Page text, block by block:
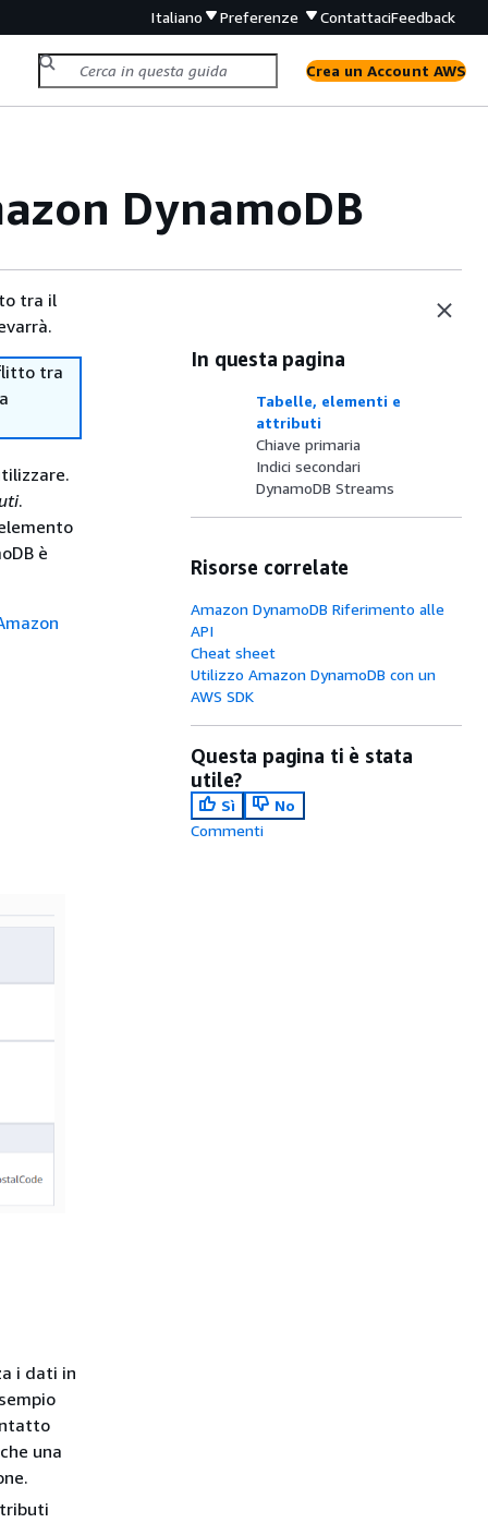
Italiano Preferenze ContattaciFeedback
Crea un Account AWS
DynamoDB
tra il
tra
.
è
i dati in
una
In questa pagina
Tabelle, elementi e
attributi
Chiave primaria
Indici secondari
DynamoDB Streams
Risorse correlate
Amazon DynamoDB Riferimento alle
API
Cheat sheet
Utilizzo Amazon DynamoDB con un
AWS SDK
Questa pagina ti è stata
utile?
Sì
No
Commenti